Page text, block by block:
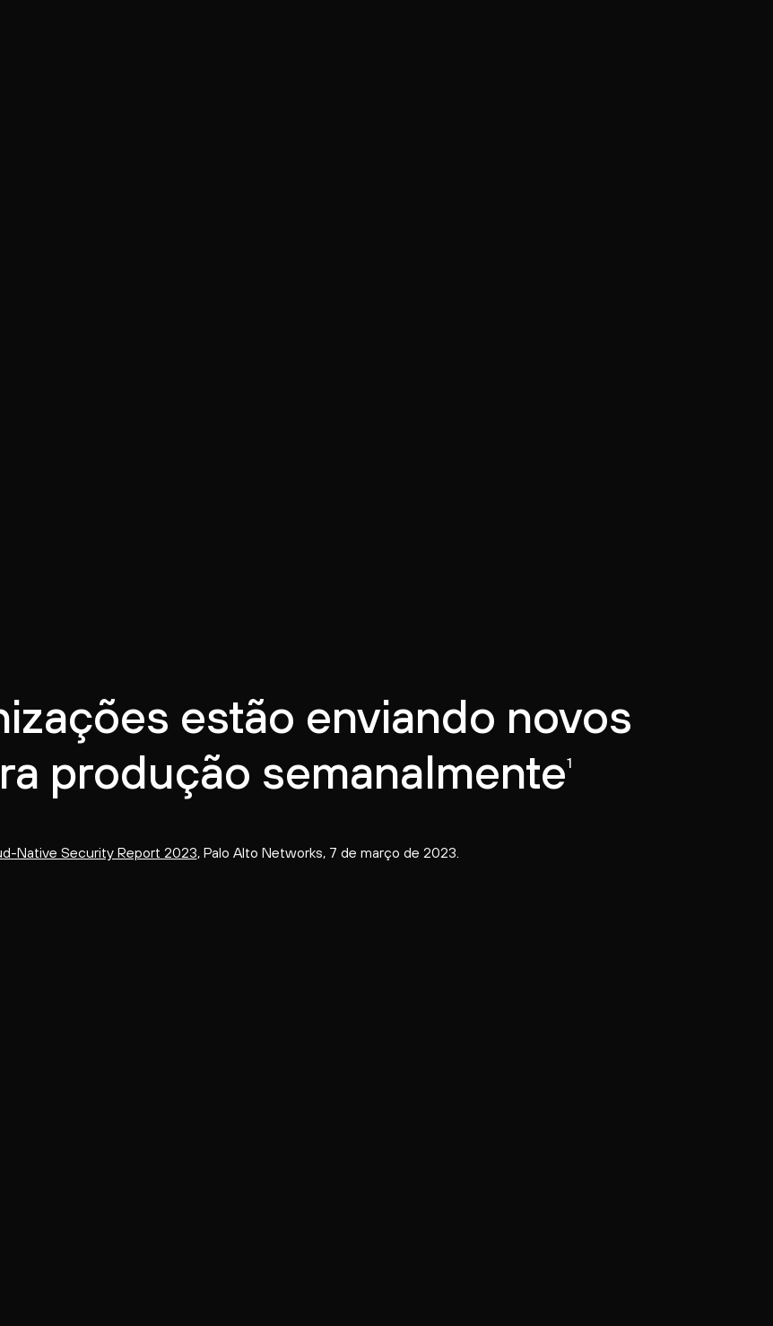
estão enviando novos
produção semanalmente1
Native Security Report 2023, Palo Alto Networks, 7 de março de 2023.